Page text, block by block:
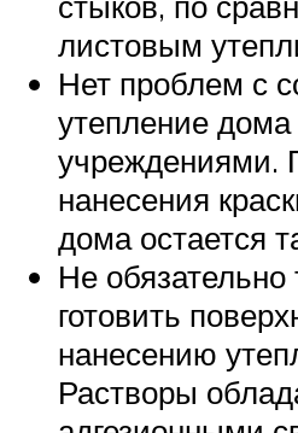
листовым
Нет проблем с
утепление
учреждениями.
нанесения
дома остается
Не
готовить
нанесению
Растворы